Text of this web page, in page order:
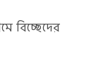
বিচ্ছেদের